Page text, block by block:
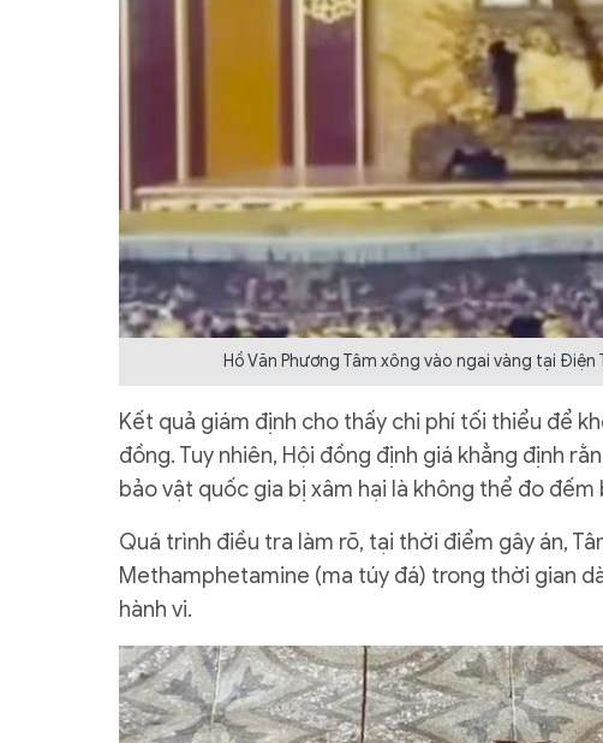
Hồ Văn Phương Tâm xông vào ngai vàng tại
Kết quả giám định cho thấy chi phí tối thiểu để
đồng. Tuy nhiên, Hội đồng định giá khẳng định
bảo vật quốc gia bị xâm hại là không thể đo đếm
Quá trình điều tra làm rõ, tại thời điểm gây án,
Methamphetamine (ma túy đá) trong thời gian
hành vi.